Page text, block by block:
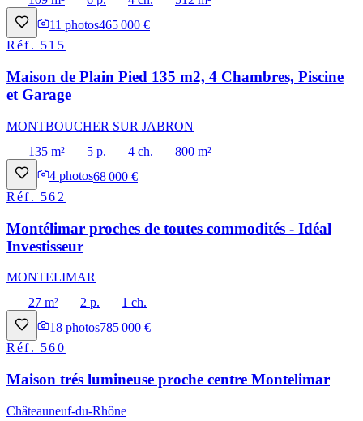
11 photos465 000 €
Réf. 515
Maison de Plain Pied 135 m2, 4 Chambres, Piscine
et Garage
MONTBOUCHER SUR JABRON
135 m²
5 p. 4 ch.
800 m²
4 photos68 000 €
Réf. 562
Montélimar proches de toutes commodités - Idéal
Investisseur
MONTELIMAR
27 m²
2 p.
1 ch.
18 photos785 000 €
Réf. 560
Maison trés lumineuse proche centre Montelimar
Châteauneuf-du-Rhône